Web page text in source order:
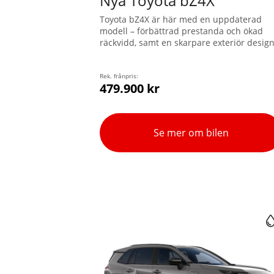
Toyota bZ4X är här med en uppdaterad
modell – förbättrad prestanda och ökad
räckvidd, samt en skarpare exteriör
Batteriförvärmning för snabbare laddning
ingår som standard. Ruttplanering med
navigationssystemet och baseras på bilens
batteristatus, beräknad räckvidd och
laddpunkter.
Rek. frånpris:
479.900 kr
Se mer om bilen